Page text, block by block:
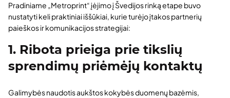
Pradiniame „Metroprint“ įėjimo į Švedijos rinką etape buvo
nustatyti keli praktiniai iššūkiai, kurie turėjo įtakos partnerių
paieškos ir komunikacijos strategijai:
1. Ribota prieiga prie tikslių
sprendimų priėmėjų kontaktų
Galimybės naudotis aukštos kokybės duomenų bazėmis,